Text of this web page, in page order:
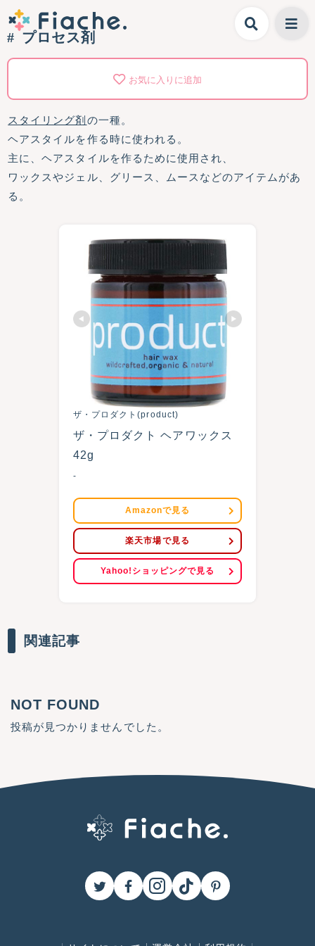
プロセス剤
お気に入りに追加
スタイリング剤 の一種。
ヘアスタイルを作る時に使われる。
主に、ヘアスタイルを作るために使用され、
ワックスやジェル、グリース、ムースなどのアイテムがあ
る。
ザ・プロダクト(product)
ザ・プロダクト ヘアワックス
42g
-
Amazonで見る
楽天市場で見る
Yahoo!ショッピングで見る
関連記事
NOT FOUND
投稿が見つかりませんでした。